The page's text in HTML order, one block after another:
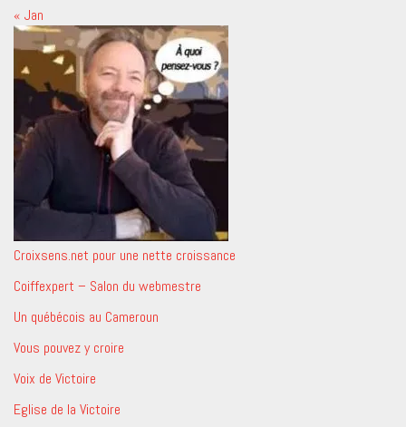
« Jan
Croixsens.net pour une nette croissance
Coiffexpert – Salon du webmestre
Un québécois au Cameroun
Vous pouvez y croire
Voix de Victoire
Eglise de la Victoire